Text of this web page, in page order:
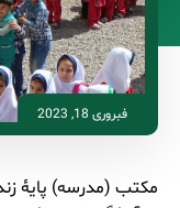
فبروری 18, 2023
مکتب (مدرسه) پایۀ